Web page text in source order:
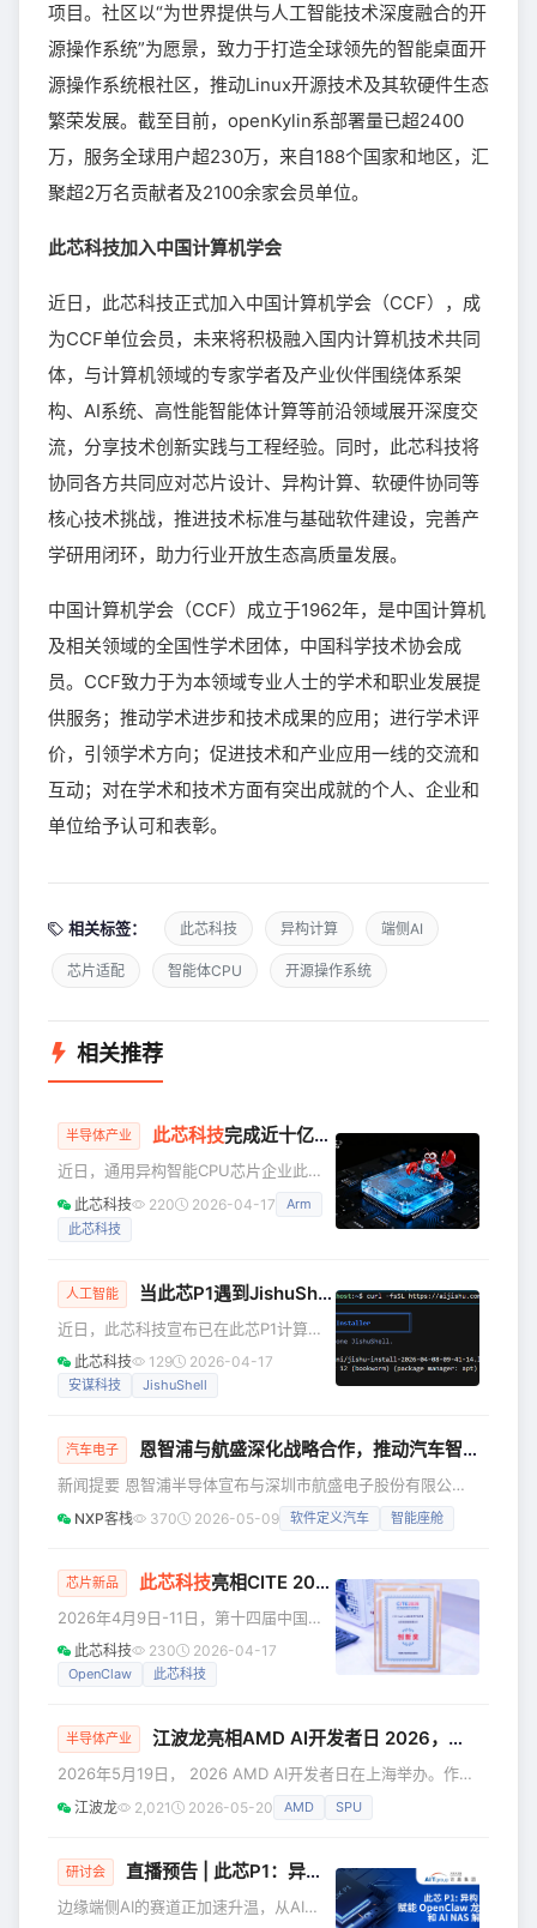
项目。社区以“为世界提供与人工智能技术深度融合的开
源操作系统”为愿景，致力于打造全球领先的智能桌面开
源操作系统根社区，推动Linux开源技术及其软硬件生态
繁荣发展。截至目前，openKylin系部署量已超2400
万，服务全球用户超230万，来自188个国家和地区，汇
聚超2万名贡献者及2100余家会员单位。
此芯科技加入中国计算机学会
近日，此芯科技正式加入中国计算机学会（CCF），成
为CCF单位会员，未来将积极融入国内计算机技术共同
体，与计算机领域的专家学者及产业伙伴围绕体系架
构、AI系统、高性能智能体计算等前沿领域展开深度交
流，分享技术创新实践与工程经验。同时，此芯科技将
协同各方共同应对芯片设计、异构计算、软硬件协同等
核心技术挑战，推进技术标准与基础软件建设，完善产
学研用闭环，助力行业开放生态高质量发展。
中国计算机学会（CCF）成立于1962年，是中国计算机
及相关领域的全国性学术团体，中国科学技术协会成
员。CCF致力于为本领域专业人士的学术和职业发展提
供服务；推动学术进步和技术成果的应用；进行学术评
价，引领学术方向；促进技术和产业应用一线的交流和
互动；对在学术和技术方面有突出成就的个人、企业和
单位给予认可和表彰。
相关标签： 此芯科技 异构计算 端侧AI
芯片适配 智能体CPU 开源操作系统
相关推荐
半导体产业 此芯科技完成近十亿元B轮融资，深化智能体终端生态布局
近日，通用异构智能CPU芯片企业此芯
科技宣布完成近十亿元人民币B轮融资。
本轮融资由上海市、区两级国资平台上
注，余姚阳明基金和宁波维斯塔、福州
新区产业发展基金、致凯资本及福州新
投创投、福州榕投资本、复旦科创及社
会化资本跟投，融资金额创历史单笔融
资记录，彰显了资本市场对此芯科技在
及未来发展前景的坚
此芯科技 220 2026-04-17
Arm
此芯科技
人工智能 当此芯P1遇到JishuShell：一键开箱的AI部署新方案
近日，此芯科技宣布已在此芯P1计算平
台完成对安谋科技极术社区JishuShell一
键部署工具的完整适配与验证。此次适
效部署与普及落地。 Jishushell是什
部署方式需经历配置环境、安装依赖、
调试报错等繁琐流程，门槛极高。作为
方案，J
此芯科技 129 2026-04-17
安谋科技 JishuShell
汽车电子 恩智浦与航盛深化战略合作，推动汽车智能化创新应用落地
新闻提要 恩智浦半导体宣布与深圳市航盛电子股份有限公司
（以下简称“航盛”）深化战略合作，正式签署MoU 2.0。双方
航盛集团董事长杨洪，航盛集团董事、执行总裁喻杰，恩智浦
资深副总裁兼汽车系统与平台业务总经理Sébastien
Clamagirand，恩智浦半导体大中华区销售与市场资深副总裁
NXP客栈 370 2026-05-09 软件定义汽车 智能座舱
芯片新品 此芯科技亮相CITE 2026，CIX ClawCore螯芯系列斩获创新奖
2026年4月9日-11日，第十四届中国电
子信息博览会（China Information
Technology Expo，简称CITE）在深圳
探讨智能体CPU的技术演进与产业落地
ClawCore螯芯系列产品方案凭借卓越的
技术领先性与市场竞争力，荣获CITE创
此芯科技 230 2026-04-17
OpenClaw 此芯科技
半导体产业 江波龙亮相AMD AI开发者日 2026，存储智能体助力AI大模型高效部署
2026年5月19日， 2026 AMD AI开发者日在上海举办。作为
AMD全球核心生态合作伙伴，江波龙受邀参与本次开发者日
的深度技术交流，与AMD技术团队、行业开发者面对面沟
鉴 实测AI大模型部署能力 交流现场，AMD董事会主席兼首席
执行官苏姿丰（Lisa Su）博士也亲临现场，参观各生态伙伴
的技术成果。 江波龙重点展示了在端侧AI存储优化
江波龙 2,021 2026-05-20 AMD SPU
研讨会 直播预告 | 此芯P1：异构AI算力赋能OpenClaw龙虾盒子和AI NAS解决方案
边缘端侧AI的赛道正加速升温，从AI